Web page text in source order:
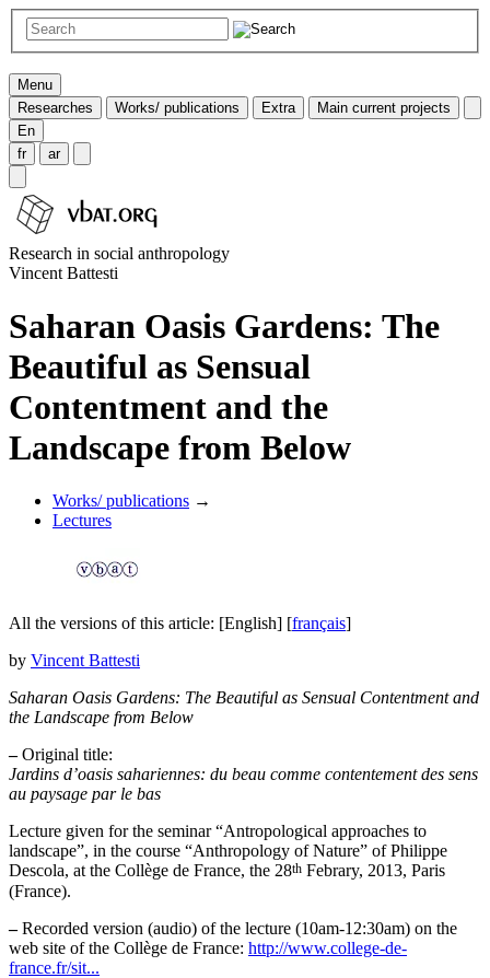
Menu
Researches
Works/ publications Extra
Main current projects
En
fr
ar
Research in social anthropology
Vincent Battesti
Saharan Oasis Gardens: The
Beautiful as Sensual
Contentment and the
Landscape from Below
Works/ publications →
Lectures
All the versions of this article: [English] [français]
by Vincent Battesti
Saharan Oasis Gardens: The Beautiful as Sensual Contentment and
the Landscape from Below
–Original title:
Jardins d’oasis sahariennes: du beau comme contentement des sens
au paysage par le bas
Lecture given for the seminar “Antropological approaches to
landscape”, in the course “Anthropology of Nature” of Philippe
Descola, at the Collège de France, the 28th Febrary, 2013, Paris
(France).
–Recorded version (audio) of the lecture (10am-12:30am) on the
web site of the Collège de France: http://www.college-de-
france.fr/sit...